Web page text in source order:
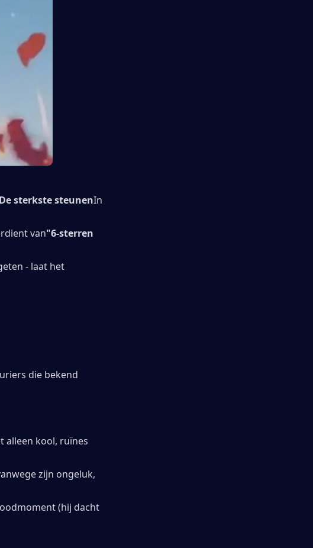
De sterkste steunenIn
van"6-sterren
- laat het
die bekend
alleen kool, ruïnes
zijn ongeluk,
(hij dacht